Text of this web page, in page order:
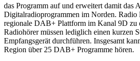
das Programm auf und erweitert damit das
Digitalradioprogrammen im Norden.
regionale DAB+ Plattform im Kanal 9D zu
Radiohörer müssen lediglich einen kurzen
Empfangsgerät durchführen. Insgesamt
Region über 25 DAB+ Programme hören.